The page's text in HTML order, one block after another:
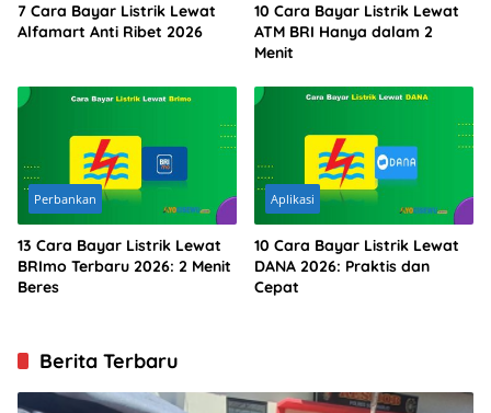
7 Cara Bayar Listrik Lewat
Alfamart Anti Ribet 2026
10 Cara Bayar Listrik Lewat
ATM BRI Hanya dalam 2
Menit
Perbankan
13 Cara Bayar Listrik Lewat
BRImo Terbaru 2026: 2 Menit
Beres
Aplikasi
10 Cara Bayar Listrik Lewat
DANA 2026: Praktis dan
Cepat
Berita Terbaru